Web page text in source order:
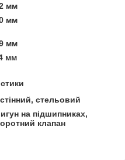
мм
мм
мм
мм
стельовий
на підшипниках,
клапан